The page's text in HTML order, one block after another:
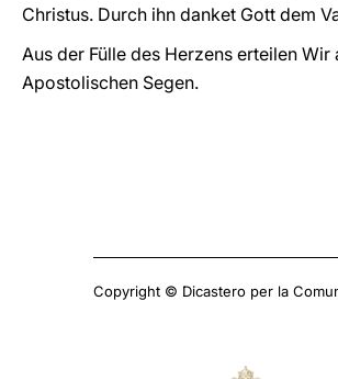
Christus. Durch ihn danket Gott dem
Aus der Fülle des Herzens erteilen Wir
Apostolischen Segen.
Copyright © Dicastero per la